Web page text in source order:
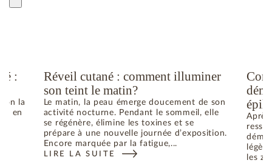
:
la
; en
: COMMENT RETROUVER L’ÉQUILIBRE
Réveil cutané : comment illuminer
son teint le matin?
Le matin, la peau émerge doucement de son
activité nocturne. Pendant le sommeil, elle
se régénère, élimine les toxines et se
prépare à une nouvelle journée d’exposition.
Encore marquée par la fatigue,...
LIRE LA SUITE
: RÉVEIL CUTANÉ : COMMENT ILLUMINER SONles